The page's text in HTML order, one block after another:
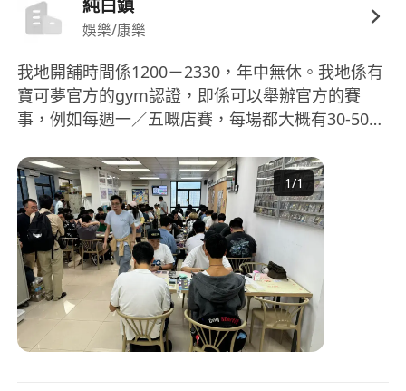
純白鎮
娛樂/康樂
我地開舖時間係1200－2330，年中無休。我地係有
寶可夢官方的gym認證，即係可以舉辦官方的賽
事，例如每週一／五嘅店賽，每場都大概有30-50人
以搞到最大型的店賽規模，可以容納96人參賽。
1/1